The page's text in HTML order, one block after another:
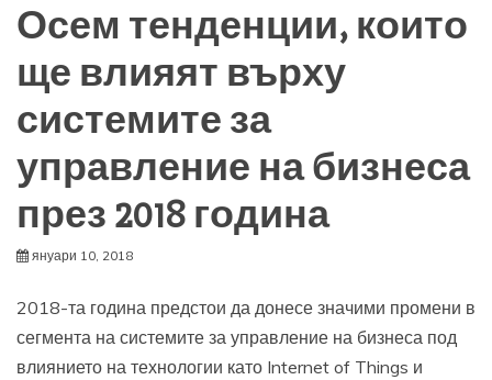
Осем тенденции, които
ще влияят върху
системите за
управление на бизнеса
през 2018 година
януари 10, 2018
2018-та година предстои да донесе значими промени в
сегмента на системите за управление на бизнеса под
влиянието на технологии като Internet of Things и